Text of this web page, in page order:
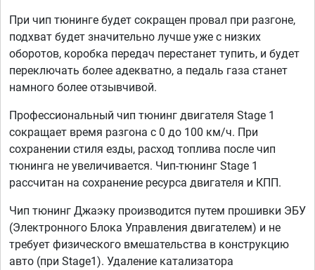
При чип тюнинге будет сокращен провал при разгоне,
подхват будет значительно лучше уже с низких
оборотов, коробка передач перестанет тупить, и будет
переключать более адекватно, а педаль газа станет
намного более отзывчивой.
Профессиональный чип тюнинг двигателя Stage 1
сокращает время разгона с 0 до 100 км/ч. При
сохранении стиля езды, расход топлива после чип
тюнинга не увеличивается. Чип-тюнинг Stage 1
рассчитан на сохранение ресурса двигателя и КПП.
Чип тюнинг Джаэку производится путем прошивки ЭБУ
(Электронного Блока Управления двигателем) и не
требует физического вмешательства в конструкцию
авто (при Stage1). Удаление катализатора